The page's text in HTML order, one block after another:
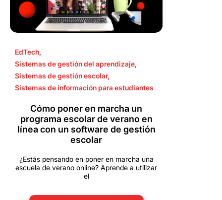
EdTech,
Sistemas de gestión del aprendizaje,
Sistemas de gestión escolar,
Sistemas de información para estudiantes
Cómo poner en marcha un
programa escolar de verano en
línea con un software de gestión
escolar
¿Estás pensando en poner en marcha una
escuela de verano online? Aprende a utilizar
el